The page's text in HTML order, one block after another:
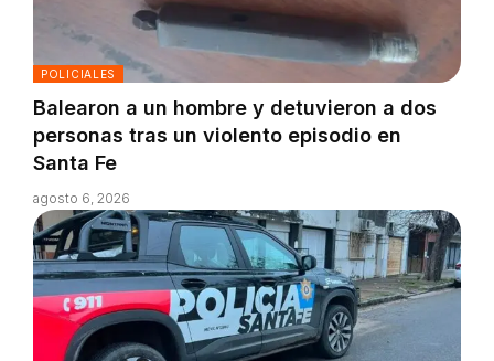
POLICIALES
Balearon a un hombre y detuvieron a dos
personas tras un violento episodio en
Santa Fe
agosto 6, 2026